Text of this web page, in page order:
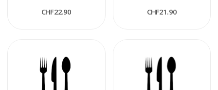
CHF22.90 CHF21.90